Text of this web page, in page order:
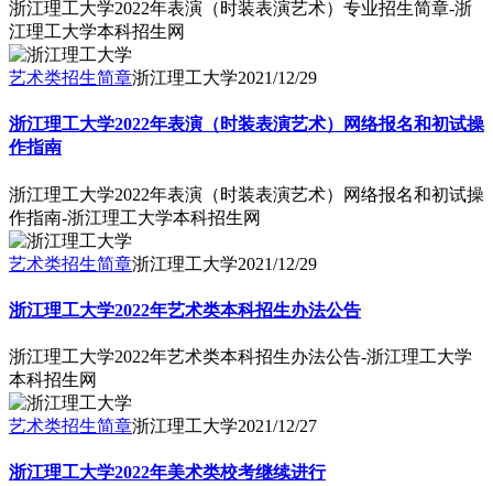
浙江理工大学2022年表演（时装表演艺术）专业招生简章-浙
江理工大学本科招生网
艺术类招生简章浙江理工大学2021/12/29
浙江理工大学2022年表演（时装表演艺术）网络报名和初试操
作指南
浙江理工大学2022年表演（时装表演艺术）网络报名和初试操
作指南-浙江理工大学本科招生网
艺术类招生简章浙江理工大学2021/12/29
浙江理工大学2022年艺术类本科招生办法公告
浙江理工大学2022年艺术类本科招生办法公告-浙江理工大学
本科招生网
艺术类招生简章浙江理工大学2021/12/27
浙江理工大学2022年美术类校考继续进行